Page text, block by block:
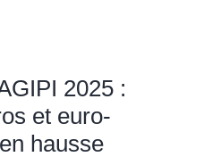
2025 :
et euro-
hausse